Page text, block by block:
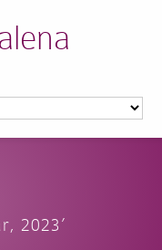
2023’